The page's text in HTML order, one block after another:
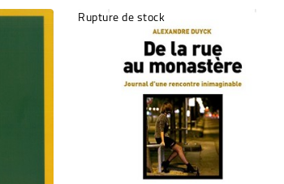
Rupture de stock